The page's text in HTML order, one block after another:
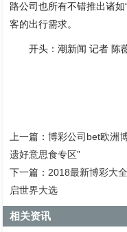
路公司也所有不错推出诸
客的出行需求。
开头：潮新闻 记者 陈
上一篇：博彩公司bet欧洲
遗好意思食专区”
下一篇： 2018最新博彩大
启世界大选
相关资讯